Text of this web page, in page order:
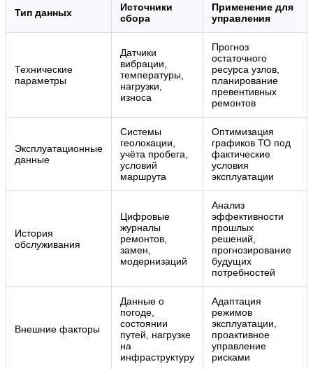
Тип данных
Источники
сбора
Применение для
управления
Технические
параметры
Датчики
вибрации,
температуры,
нагрузки,
износа
Прогноз
остаточного
ресурса узлов,
планирование
превентивных
ремонтов
Эксплуатационные
данные
Системы
геолокации,
учёта пробега,
условий
маршрута
Оптимизация
графиков ТО под
фактические
условия
эксплуатации
История
обслуживания
Цифровые
журналы
ремонтов,
замен,
модернизаций
Анализ
эффективности
прошлых
решений,
прогнозирование
будущих
потребностей
Внешние факторы
Данные о
погоде,
состоянии
путей, нагрузке
на
инфраструктуру
Адаптация
режимов
эксплуатации,
проактивное
управление
рисками